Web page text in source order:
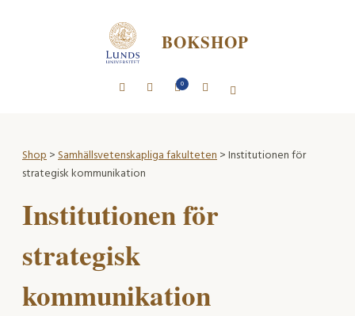
BOKSHOP
0
Shop>Samhällsvetenskapliga fakulteten> Institutionen för
strategisk kommunikation
Institutionen för
strategisk
kommunikation